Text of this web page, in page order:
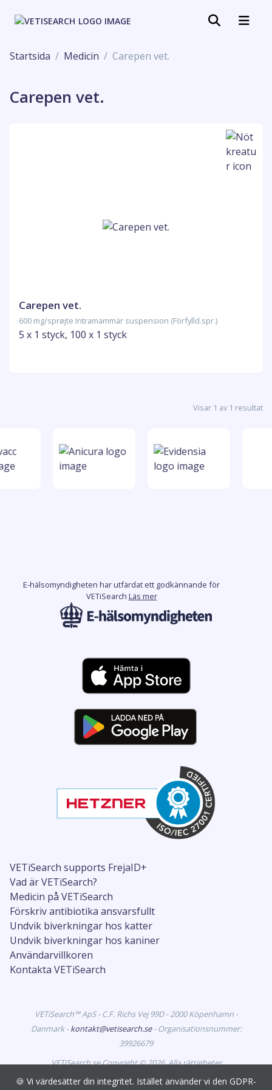
Startsida Medicin Carepen vet.
Carepen vet.
Carepen vet.
600 mg/sprøjte Intramammär suspension (Förfylld.spr.)
5 x 1 styck, 100 x 1 styck
Visar 1 av 1 resultat
VETiSearch supports FrejaID+
Vad är VETiSearch?
Medicin på VETiSearch
Förskriv antibiotika ansvarsfullt
Undvik biverkningar hos katter
Undvik biverkningar hos kaniner
Användarvillkoren
Kontakta VETiSearch
E-hälsomyndigheten har utfärdat ett godkännande för
VETiSearch Läs mer
VETiSearch™ ApS - C.F. Richs Vej 99D - 2000 Köpenhamn -
Danmark -kontakt@vetisearch.se- Organisationsnummer:
39926679
VETiSearch.se Copyright © 2026. Alla rättigheter
förbehållna. VETiSearch innehåller information om
🍪 Vi värdesätter din integritet. Istället använder vi den GDPR-